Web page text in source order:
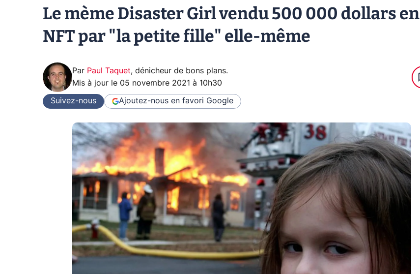
Le mème Disaster Girl vendu 500 000 dollars en
NFT par "la petite fille" elle-même
Par Paul Taquet, dénicheur de bons plans.
Mis à jour le 05 novembre 2021 à 10h30
Suivez-nous Ajoutez-nous en favori Google